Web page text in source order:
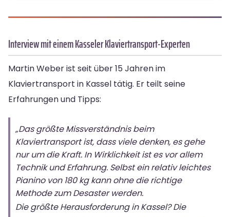
Interview mit einem Kasseler Klaviertransport-Experten
Martin Weber ist seit über 15 Jahren im
Klaviertransport in Kassel tätig. Er teilt seine
Erfahrungen und Tipps:
„Das größte Missverständnis beim
Klaviertransport ist, dass viele denken, es gehe
nur um die Kraft. In Wirklichkeit ist es vor allem
Technik und Erfahrung. Selbst ein relativ leichtes
Pianino von 180 kg kann ohne die richtige
Methode zum Desaster werden.
Die größte Herausforderung in Kassel? Die